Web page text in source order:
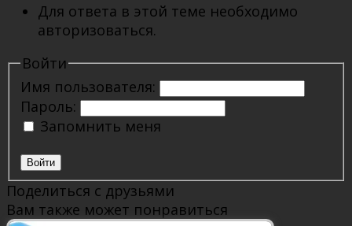
Для ответа в этой теме необходимо
авторизоваться.
Войти
Имя пользователя:
Пароль:
Запомнить меня
Войти
Поделиться с друзьями
Вам также может понравиться